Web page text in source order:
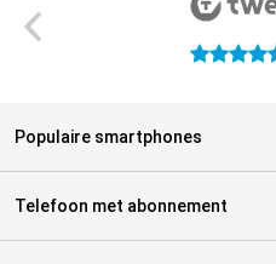
4.5 sterren
Populaire smartphones
Telefoon met abonnement